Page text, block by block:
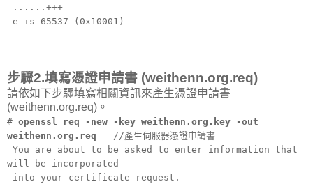
......+++
e is 65537 (0x10001)
步驟2.填寫憑證申請書 (weithenn.org.req)
請依如下步驟填寫相關資訊來產生憑證申請書
(weithenn.org.req)。
# openssl req -new -key weithenn.org.key -out
weithenn.org.req //產生伺服器憑證申請書
You are about to be asked to enter information that
will be incorporated
into your certificate request.